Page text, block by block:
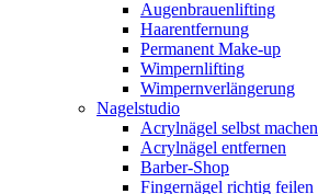
Augenbrauenlifting
Haarentfernung
Permanent Make-up
Wimpernlifting
Wimpernverlängerung
Nagelstudio
Acrylnägel selbst machen
Acrylnägel entfernen
Barber-Shop
Fingernägel richtig feilen